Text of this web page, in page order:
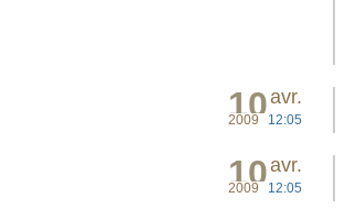
10avr.
2009 12:05
10avr.
2009 12:05